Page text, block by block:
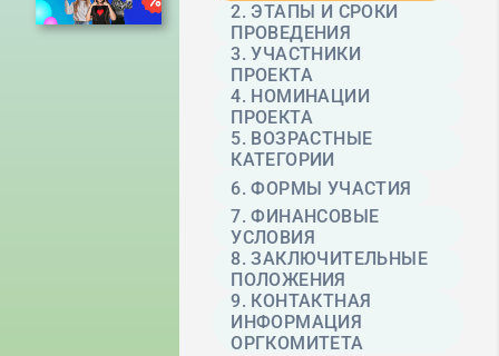
2. ЭТАПЫ И СРОКИ
ПРОВЕДЕНИЯ
3. УЧАСТНИКИ
ПРОЕКТА
4. НОМИНАЦИИ
ПРОЕКТА
5. ВОЗРАСТНЫЕ
КАТЕГОРИИ
6. ФОРМЫ УЧАСТИЯ
7. ФИНАНСОВЫЕ
УСЛОВИЯ
8. ЗАКЛЮЧИТЕЛЬНЫЕ
ПОЛОЖЕНИЯ
9. КОНТАКТНАЯ
ИНФОРМАЦИЯ
ОРГКОМИТЕТА